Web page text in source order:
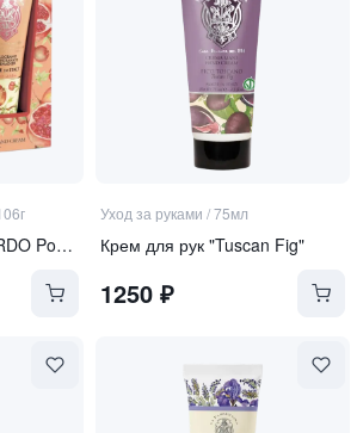
Набор "BELLOSGUARDO Pomegranate"
Уход за руками /75мл
Крем для рук "Tuscan Fig"
1250₽